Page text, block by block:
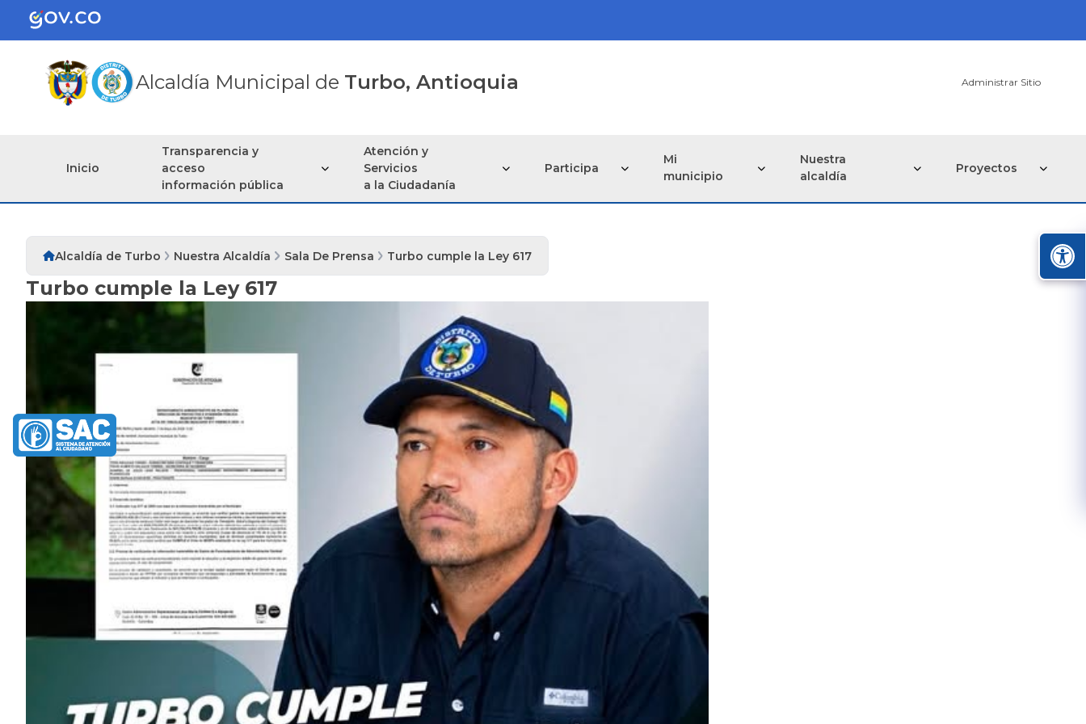
Alcaldía Municipal de Turbo, Antioquia Administrar Sitio
Inicio
Transparencia y
acceso
información pública
Atención y
Servicios
a la Ciudadanía
Participa
Mi
municipio
Nuestra
alcaldía
Proyectos
Alcaldía de Turbo Nuestra Alcaldía Sala De Prensa Turbo cumple la Ley 617
Turbo cumple la Ley 617